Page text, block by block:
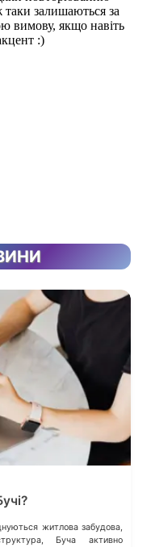
житлова забудова,
Буча активно